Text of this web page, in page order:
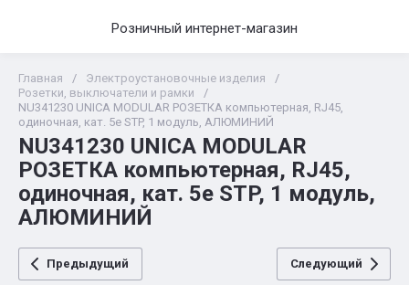
Розничный интернет-магазин
Главная / Электроустановочные изделия
/
Розетки, выключатели и рамки
/
NU341230 UNICA MODULAR РОЗЕТКА компьютерная, RJ45,
одиночная, кат. 5е STP, 1 модуль, АЛЮМИНИЙ
NU341230 UNICA MODULAR
РОЗЕТКА компьютерная, RJ45,
одиночная, кат. 5е STP, 1 модуль,
АЛЮМИНИЙ
Предыдущий Следующий